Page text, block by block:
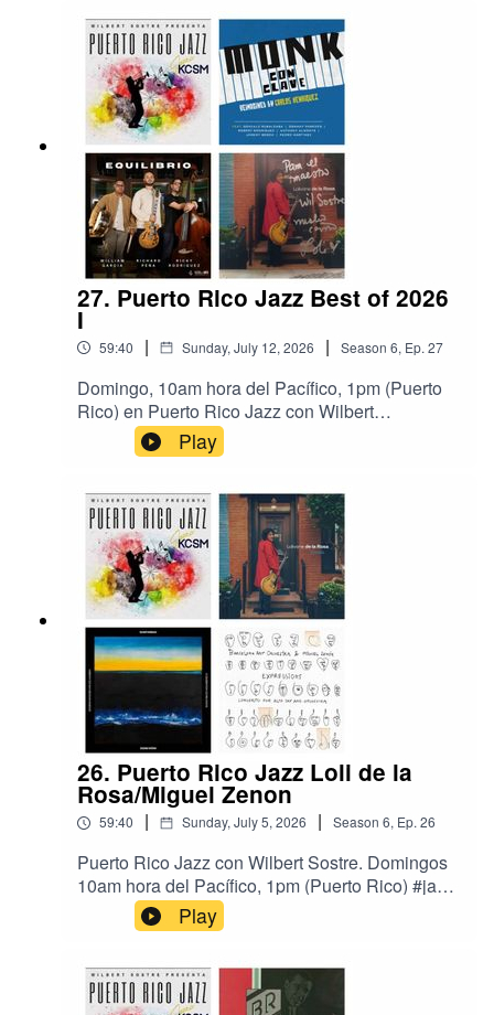
https://radio.securenetsystems.net/cwa/index.cfm
?stationCallSign=KCSMHD2Música de las más
recientes grabaciones de los hermanos
Sánchez; Dimas Sánchez Afro Antillano y David
Sánchez Tambó.
27. Puerto Rico Jazz Best of 2026
I
59:40 | Sunday, July 12, 2026 | Season 6, Ep. 27
Domingo, 10am hora del Pacífico, 1pm (Puerto
Rico) en Puerto Rico Jazz con Wilbert
Sostre.#jazz #puertoricojazz #radio
#JazzRadioKCSM Jazz 91 HD2, the Bay Area's
https://radio.securenetsystems.net/cwa/index.cfm
?stationCallSign=KCSMHD2Revisitamos
algunas de las mejores grabaciones hasta el
momento en el 2026. Música de Carlos
Henríquez, Lolivone de la Rosa, y Richard Peña.
Play
26. Puerto Rico Jazz Loli de la
Rosa/Miguel Zenon
59:40 | Sunday, July 5, 2026 | Season 6, Ep. 26
Puerto Rico Jazz con Wilbert Sostre. Domingos
10am hora del Pacífico, 1pm (Puerto Rico) #jazz
#puertoricojazz #radio #JazzRadioKCSM Jazz
91 HD2, the Bay Area's Jazz Station, San Mateo,
https://radio.securenetsystems.net/cwa/index.cfm
?stationCallSign=KCSMHD2Nueva música de
Play